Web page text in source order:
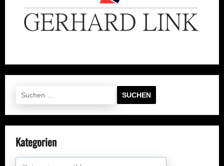
nach:
Kategorien
Kategorien